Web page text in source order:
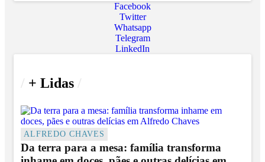
Facebook
Twitter
Whatsapp
Telegram
LinkedIn
+ Lidas
ALFREDO CHAVES
Da terra para a mesa: família transforma